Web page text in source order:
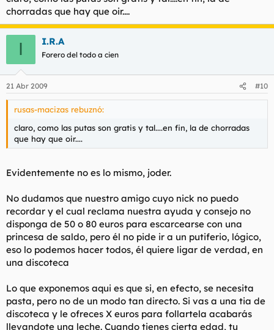
chorradas que hay que oir....
I I.R.A
Forero del todo a cien
21 Abr 2009 #10
rusas-macizas rebuznó:
claro, como las putas son gratis y tal....en fin, la de chorradas
que hay que oir....
Evidentemente no es lo mismo, joder.
No dudamos que nuestro amigo cuyo nick no puedo
recordar y el cual reclama nuestra ayuda y consejo no
disponga de 50 o 80 euros para escarcearse con una
princesa de saldo, pero él no pide ir a un putiferio, lógico,
eso lo podemos hacer todos, él quiere ligar de verdad, en
una discoteca
Lo que exponemos aqui es que si, en efecto, se necesita
pasta, pero no de un modo tan directo. Si vas a una tia de
discoteca y le ofreces X euros para follartela acabarás
llevandote una leche. Cuando tienes cierta edad, tu